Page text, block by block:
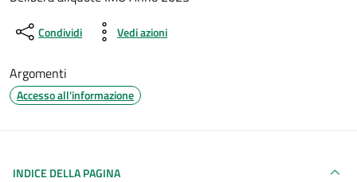
Condividi Vedi azioni
Argomenti
Accesso all'informazione
INDICE DELLA PAGINA